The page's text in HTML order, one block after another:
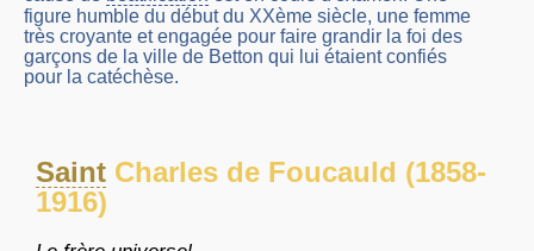
figure humble du début du XXème siècle, une femme
très croyante et engagée pour faire grandir la foi des
garçons de la ville de Betton qui lui étaient confiés
pour la catéchèse.
Saint Charles de Foucauld (1858-
1916)